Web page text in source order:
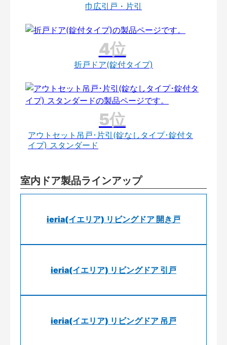
巾広引戸・片引
折戸ドア(錠付タイプ)
アウトセット吊戸･片引(錠なしタイプ･錠付タ
イプ) スタンダード
室内ドア製品ラインアップ
ieria(イエリア) リビングドア 開き戸
ieria(イエリア) リビングドア 引戸
ieria(イエリア) リビングドア 吊戸